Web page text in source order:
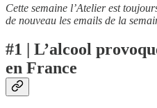
Cette semaine l’Atelier est
de nouveau les emails de la
#1 | L’alcool
en France